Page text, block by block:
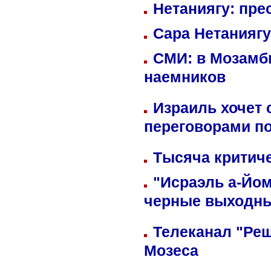
Нетаниягу:
Сара
СМИ: в
наемников
Израиль хочет
переговорами
Тысяча
"Исраэль а-
черные
Телеканал
Мозеса